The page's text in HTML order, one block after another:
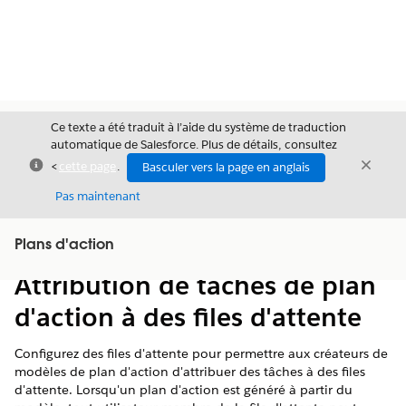
Fermer
Ce texte a été traduit à l’aide du système de traduction
automatique de Salesforce. Plus de détails, consultez
<cette page .
Basculer vers la page en anglais
Pas maintenant
Fermer
Plans d'actionAfficher la table des matières
Table des
Attribution de tâches de plan
d'action à des files d'attente
Configurez des files d'attente pour permettre aux créateurs de
modèles de plan d'action d'attribuer des tâches à des files
d'attente. Lorsqu'un plan d'action est généré à partir du